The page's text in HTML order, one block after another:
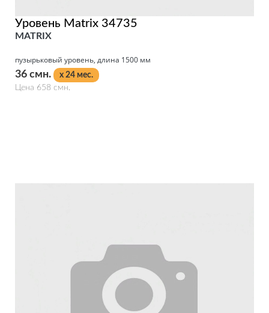
Уровень Matrix 34735
MATRIX
пузырьковый уровень, длина 1500 мм
36 смн.
x 24 мес.
Цена 658 смн.